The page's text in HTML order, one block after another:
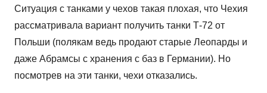
Ситуация с танками у чехов такая плохая, что Чехия
рассматривала вариант получить танки Т-72 от
Польши (полякам ведь продают старые Леопарды и
даже Абрамсы с хранения с баз в Германии). Но
посмотрев на эти танки, чехи отказались.